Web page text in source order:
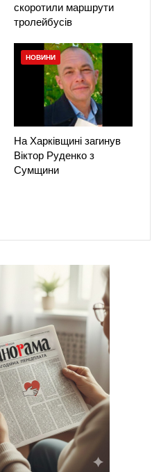
скоротили маршрути
тролейбусів
НОВИНИ
На Харківщині загинув
Віктор Руденко з
Сумщини